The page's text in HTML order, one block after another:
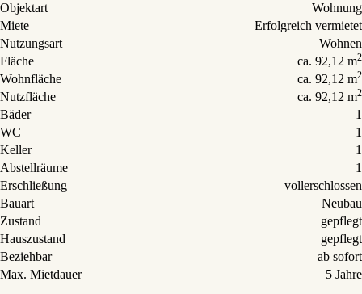
Objektart
Wohnung
Miete
Erfolgreich vermietet
Nutzungsart
Wohnen
Fläche
ca. 92,12 m2
Wohnfläche ca. 92,12 m2
Nutzfläche ca. 92,12 m2
Bäder
1
WC
1
Keller
1
Abstellräume
1
Erschließung
vollerschlossen
Bauart
Neubau
Zustand
gepflegt
Hauszustand
gepflegt
Beziehbar
ab sofort
Max. Mietdauer
5 Jahre